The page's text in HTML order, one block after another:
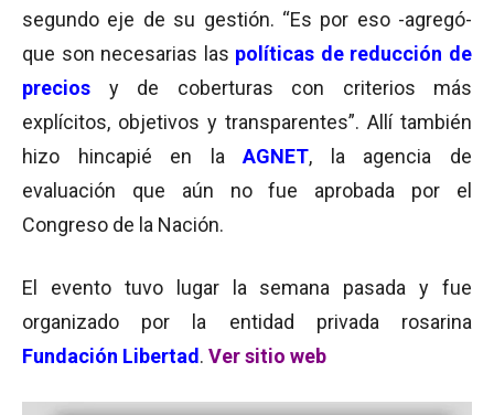
segundo eje de su gestión. “Es por eso -agregó-
que son necesarias las políticas de reducción de
precios y de coberturas con criterios más
explícitos, objetivos y transparentes”. Allí también
hizo hincapié en laAGNET, la agencia de
evaluación que aún no fue aprobada por el
Congreso de la Nación.
El evento tuvo lugar la semana pasada y fue
organizado por la entidad privada rosarina
Fundación Libertad . Ver sitio web